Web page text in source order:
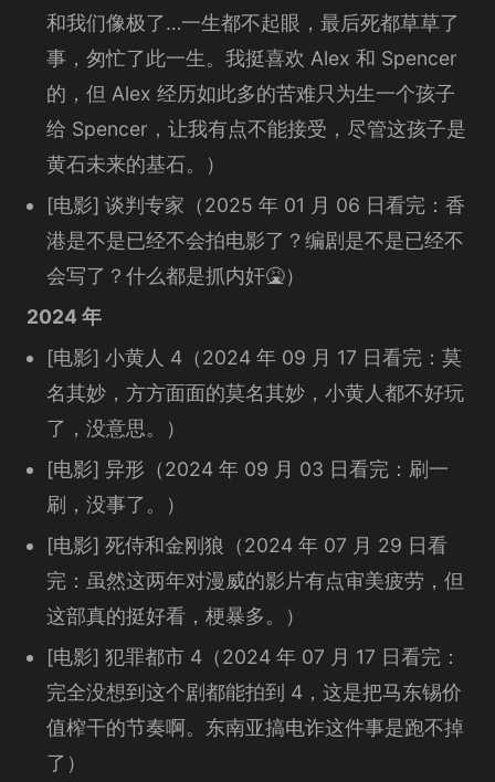
和我们像极了…一生都不起眼，最后死都草草了
事，匆忙了此一生。我挺喜欢 Alex 和 Spencer
的，但 Alex 经历如此多的苦难只为生一个孩子
给 Spencer，让我有点不能接受，尽管这孩子是
黄石未来的基石。）
[电影] 谈判专家（2025 年 01 月 06 日看完：香
港是不是已经不会拍电影了？编剧是不是已经不
会写了？什么都是抓内奸🤮）
2024 年
[电影] 小黄人 4（2024 年 09 月 17 日看完：莫
名其妙，方方面面的莫名其妙，小黄人都不好玩
了，没意思。）
[电影] 异形（2024 年 09 月 03 日看完：刷一
刷，没事了。）
[电影] 死侍和金刚狼（2024 年 07 月 29 日看
完：虽然这两年对漫威的影片有点审美疲劳，但
这部真的挺好看，梗暴多。）
[电影] 犯罪都市 4（2024 年 07 月 17 日看完：
完全没想到这个剧都能拍到 4，这是把马东锡价
值榨干的节奏啊。东南亚搞电诈这件事是跑不掉
了）